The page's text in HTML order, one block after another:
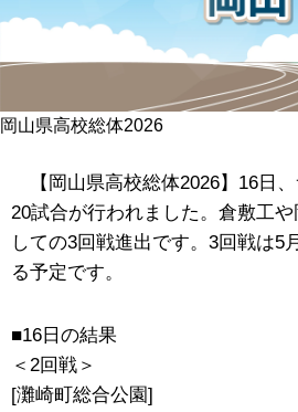
岡山県高校総体2026
【岡山県高校総体2026】16日
20試合が行われました。倉敷工
しての3回戦進出です。3回戦は5
る予定です。
■16日の結果
＜2回戦＞
[灘崎町総合公園]